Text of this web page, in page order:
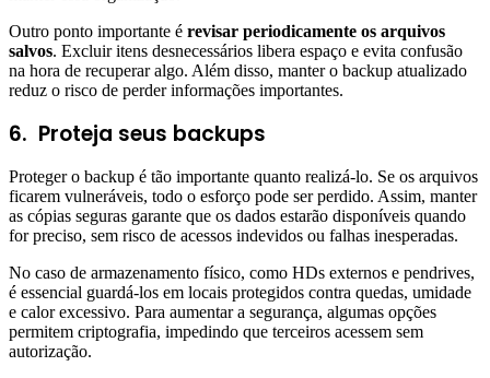
Outro ponto importante é revisar periodicamente os arquivos
salvos. Excluir itens desnecessários libera espaço e evita confusão
na hora de recuperar algo. Além disso, manter o backup atualizado
reduz o risco de perder informações importantes.
6. Proteja seus backups
Proteger o backup é tão importante quanto realizá-lo. Se os arquivos
ficarem vulneráveis, todo o esforço pode ser perdido. Assim, manter
as cópias seguras garante que os dados estarão disponíveis quando
for preciso, sem risco de acessos indevidos ou falhas inesperadas.
No caso de armazenamento físico, como HDs externos e pendrives,
é essencial guardá-los em locais protegidos contra quedas, umidade
e calor excessivo. Para aumentar a segurança, algumas opções
permitem criptografia, impedindo que terceiros acessem sem
autorização.